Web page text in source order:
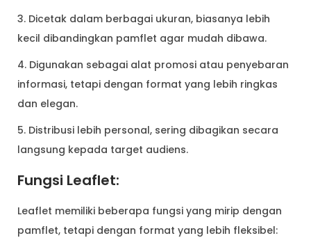
3. Dicetak dalam berbagai ukuran, biasanya lebih
kecil dibandingkan pamflet agar mudah dibawa.
4. Digunakan sebagai alat promosi atau penyebaran
informasi, tetapi dengan format yang lebih ringkas
dan elegan.
5. Distribusi lebih personal, sering dibagikan secara
langsung kepada target audiens.
Fungsi Leaflet:
Leaflet memiliki beberapa fungsi yang mirip dengan
pamflet, tetapi dengan format yang lebih fleksibel: